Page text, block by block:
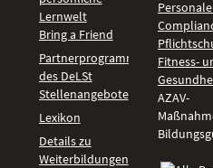
Lernwelt
Bring a Friend
Partnerprogramm
des DeLSt
Stellenangebote
Lexikon
Details zu
Weiterbildungen
Fitness-
AZAV-